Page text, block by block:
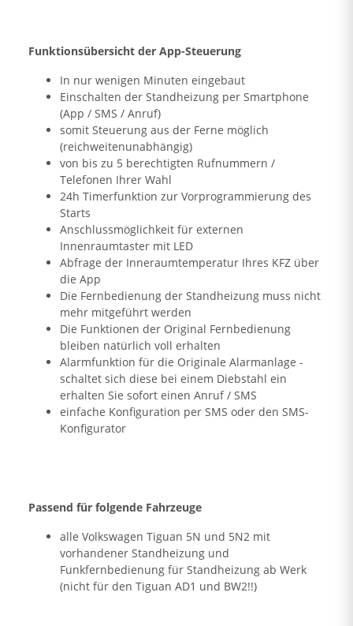
Funktionsübersicht der App-Steuerung
In nur wenigen Minuten eingebaut
Einschalten der Standheizung per Smartphone
(App / SMS / Anruf)
somit Steuerung aus der Ferne möglich
(reichweitenunabhängig)
von bis zu 5 berechtigten Rufnummern /
Telefonen Ihrer Wahl
24h Timerfunktion zur Vorprogrammierung des
Starts
Anschlussmöglichkeit für externen
Innenraumtaster mit LED
Abfrage der Inneraumtemperatur Ihres KFZ über
die App
Die Fernbedienung der Standheizung muss nicht
mehr mitgeführt werden
Die Funktionen der Original Fernbedienung
bleiben natürlich voll erhalten
Alarmfunktion für die Originale Alarmanlage -
schaltet sich diese bei einem Diebstahl ein
erhalten Sie sofort einen Anruf / SMS
einfache Konfiguration per SMS oder den SMS-
Konfigurator
Passend für folgende Fahrzeuge
alle Volkswagen Tiguan 5N und 5N2 mit
vorhandener Standheizung und
Funkfernbedienung für Standheizung ab Werk
(nicht für den Tiguan AD1 und BW2!!)